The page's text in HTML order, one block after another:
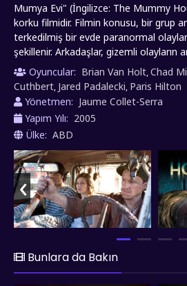
Mumya Evi" (İngilizce: The Mummy
korku filmidir. Filmin konusu, bir grup
terkedilmiş bir evde paranormal
şekillenir. Arkadaşlar, gizemli olayların
çözmeye çalışırken, evde yaşanan
yüzleşmek zorunda kalırlar. "Mumya
unsurlarını modern bir yaklaşımla bir
izleyicilere gerilim dolu bir deneyim
Oyuncular: Brian Van Holt,Chad
Cuthbert, Jared Padalecki, Paris Hilton
Yönetmen: Jaume Collet-Serra
Yapım Yılı: 2005
Ülke: ABD
‹
Bunlara da Bakın